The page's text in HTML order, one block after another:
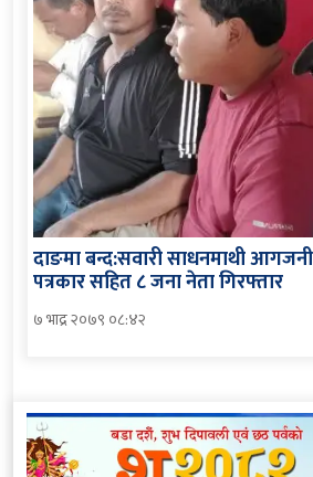
दाङमा बन्द:सवारी साधनमाथी
पत्रकार सहित ८ जना नेता गिरफ्तार
७ भाद्र २०७९ ०८:४२